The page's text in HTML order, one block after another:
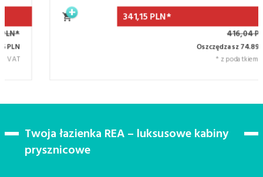
PLN*
416,04 PLN*
Oszczędzasz 74.89 PLN
* z podatkiem VAT
Twoja łazienka REA – luksusowe kabiny
prysznicowe